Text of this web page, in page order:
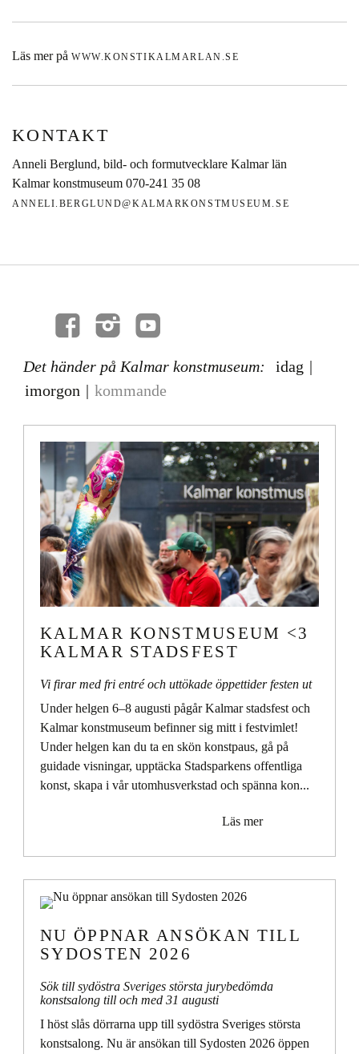
Läs mer på WWW.KONSTIKALMARLAN.SE
KONTAKT
Anneli Berglund, bild- och formutvecklare Kalmar län
Kalmar konstmuseum 070-241 35 08
ANNELI.BERGLUND@KALMARKONSTMUSEUM.SE
Det händer på Kalmar konstmuseum: idag |
imorgon | kommande
KALMAR KONSTMUSEUM <3
KALMAR STADSFEST
Vi firar med fri entré och uttökade öppettider festen ut
Under helgen 6–8 augusti pågårKalmar stadsfest och
Kalmar konstmuseum befinner sig mitt i festvimlet!
Under helgen kan du ta en skön konstpaus, gå på
guidade visningar, upptäcka Stadsparkens offentliga
konst, skapa i vår utomhusverkstad och spänna kon...
Läs mer
NU ÖPPNAR ANSÖKAN TILL
SYDOSTEN 2026
Sök till sydöstra Sveriges största jurybedömda
konstsalong till och med 31 augusti
I höst slås dörrarna upp till sydöstra Sveriges största
konstsalong. Nu är ansökan till Sydosten 2026 öppen